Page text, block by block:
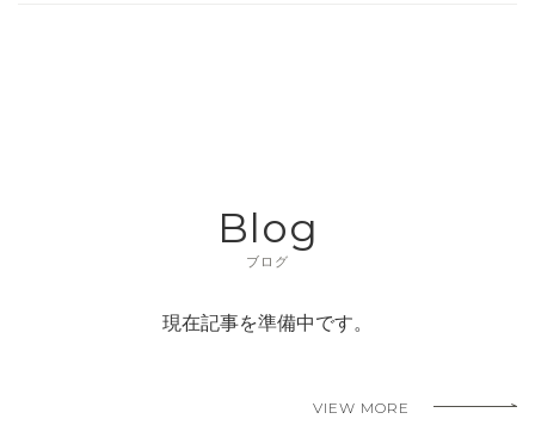
Blog
ブログ
現在記事を準備中です。
VIEW MORE